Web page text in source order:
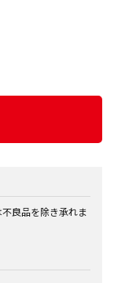
良品を除き承れま